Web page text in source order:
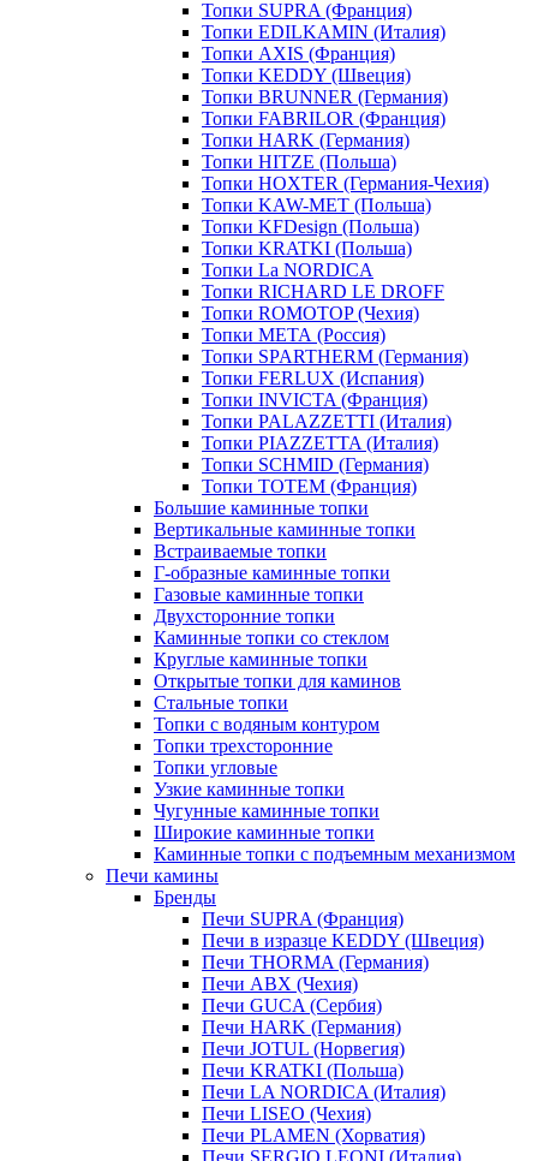
Топки SUPRA (Франция)
Топки EDILKAMIN (Италия)
Топки AXIS (Франция)
Топки KEDDY (Швеция)
Топки BRUNNER (Германия)
Топки FABRILOR (Франция)
Топки HARK (Германия)
Топки HITZE (Польша)
Топки HOXTER (Германия-Чехия)
Топки KAW-MET (Польша)
Топки KFDesign (Польша)
Топки KRATKI (Польша)
Топки La NORDICA
Топки RICHARD LE DROFF
Топки ROMOTOP (Чехия)
Топки МЕТА (Россия)
Топки SPARTHERM (Германия)
Топки FERLUX (Испания)
Топки INVICTA (Франция)
Топки PALAZZETTI (Италия)
Топки PIAZZETTA (Италия)
Топки SCHMID (Германия)
Топки TOTEM (Франция)
Большие каминные топки
Вертикальные каминные топки
Встраиваемые топки
Г-образные каминные топки
Газовые каминные топки
Двухсторонние топки
Каминные топки со стеклом
Круглые каминные топки
Открытые топки для каминов
Стальные топки
Топки с водяным контуром
Топки трехсторонние
Топки угловые
Узкие каминные топки
Чугунные каминные топки
Широкие каминные топки
Каминные топки с подъемным механизмом
Печи камины
Бренды
Печи SUPRA (Франция)
Печи в изразце KEDDY (Швеция)
Печи THORMA (Германия)
Печи ABX (Чехия)
Печи GUCA (Сербия)
Печи HARK (Германия)
Печи JOTUL (Норвегия)
Печи KRATKI (Польша)
Печи LA NORDICA (Италия)
Печи LISEO (Чехия)
Печи PLAMEN (Хорватия)
Печи SERGIO LEONI (Италия)